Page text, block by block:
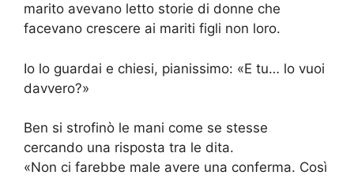
marito avevano letto storie di donne che
facevano crescere ai mariti figli non loro.
Io lo guardai e chiesi, pianissimo: «E tu… lo vuoi
davvero?»
Ben si strofinò le mani come se stesse
cercando una risposta tra le dita.
«Non ci farebbe male avere una conferma. Così